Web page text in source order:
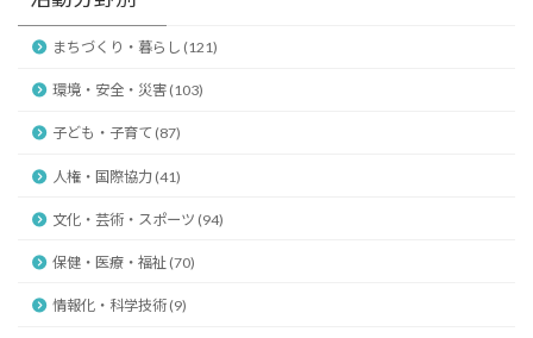
まちづくり・暮らし (121)
環境・安全・災害 (103)
子ども・子育て (87)
人権・国際協力 (41)
文化・芸術・スポーツ (94)
保健・医療・福祉 (70)
情報化・科学技術 (9)